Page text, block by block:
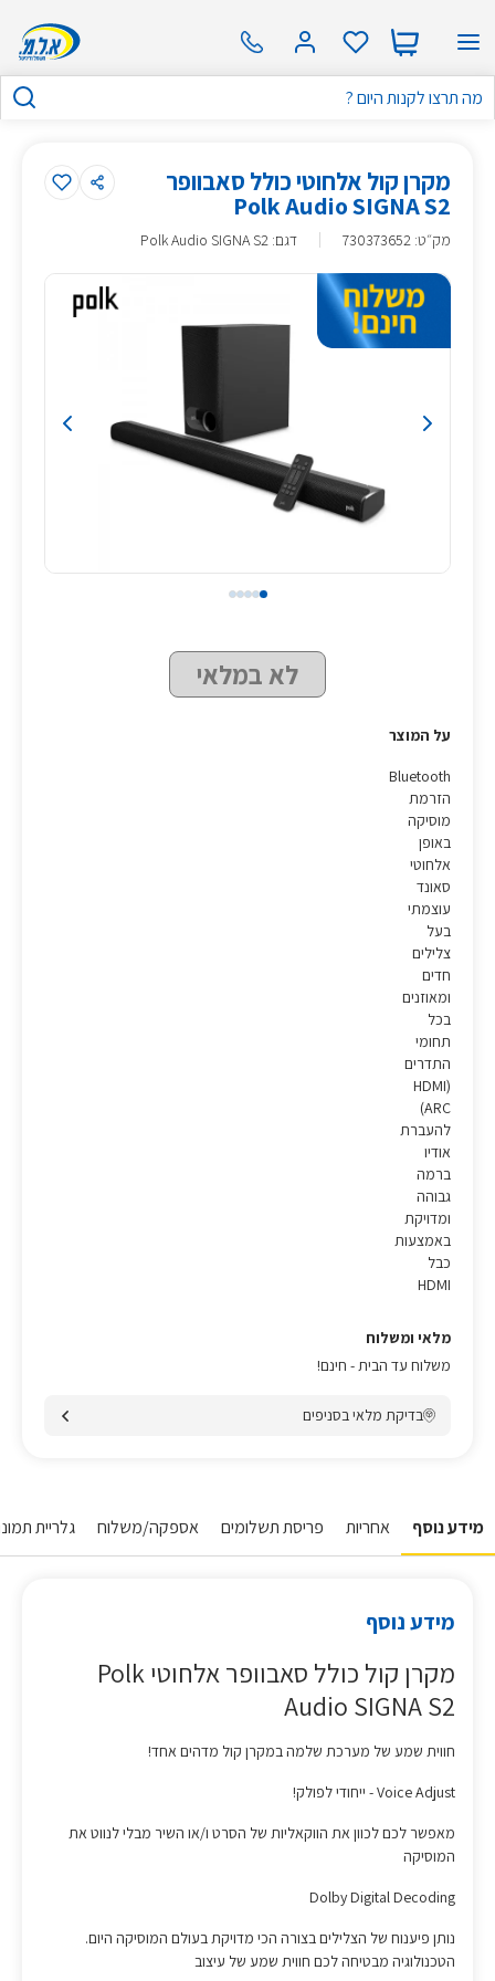
מקרן קול אלחוטי כולל סאבוופר
Polk Audio SIGNA S2
מק״ט:
730373652 דגם: Polk Audio SIGNA S2
לא במלאי
על המוצר
Bluetooth
הזרמת
מוסיקה
באופן
אלחוטי
סאונד
עוצמתי
בעל
צלילים
חדים
ומאוזנים
בכל
תחומי
התדרים
(HDMI
(ARC
להעברת
אודיו
ברמה
גבוהה
ומדויקת
באמצעות
כבל
HDMI
מלאי ומשלוח
משלוח עד הבית - חינם!
בדיקת מלאי בסניפים
מידע נוסף אחריות פריסת תשלומים אספקה/משלוח גלריית
מידע נוסף
מקרן קול כולל סאבוופר אלחוטי Polk
Audio SIGNA S2
חווית שמע של מערכת שלמה במקרן קול מדהים אחד!
Voice Adjust - ייחודי לפולק!
מאפשר לכם לכוון את הווקאליות של הסרט ו/או השיר מבלי לנווט את
המוסיקה
Dolby Digital Decoding
נותן פיענוח של הצלילים בצורה הכי מדויקת בעולם המוסיקה היום.
הטכנולוגיה מבטיחה לכם חווית שמע של עיצוב